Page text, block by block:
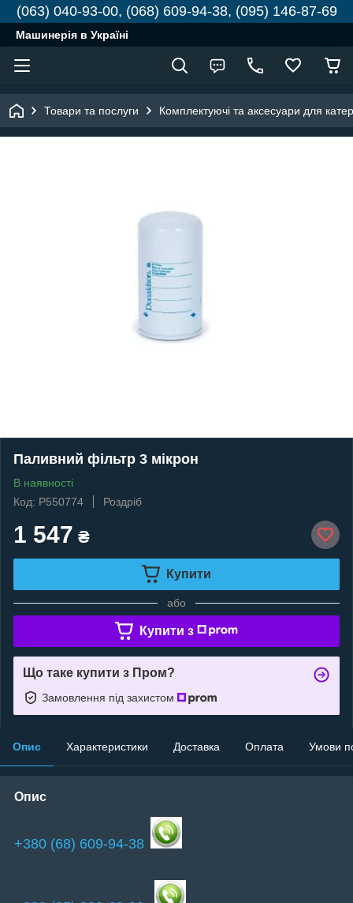
(063) 040-93-00, (068) 609-94-38, (095) 146-87-69
Машинерія в Україні
Товари та послуги Комплектуючі та аксесуари для
Паливний фільтр 3 мікрон
В наявності
Код: P550774
Роздріб
1 547 ₴
Купити
або
Купити з
Що таке купити з Пром?
Замовлення під захистом
Опис Характеристики Доставка Оплата Умови
Опис
+380 (68) 609-94-38